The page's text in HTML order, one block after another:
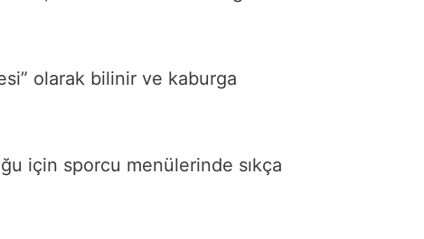
olarak bilinir ve kaburga
için sporcu menülerinde sıkça